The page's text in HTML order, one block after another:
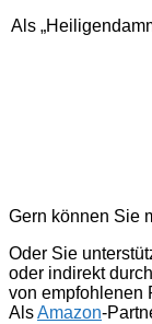
Als
Gern können Sie
Oder Sie
oder indirekt
von empfohlenen
AlsAmazon-